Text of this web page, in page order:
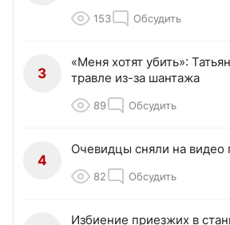
153 Обсудить
3
«Меня хотят убить»:
травле из-за шантажа
89 Обсудить
4
Очевидцы сняли на видео
82 Обсудить
Избиение приезжих в